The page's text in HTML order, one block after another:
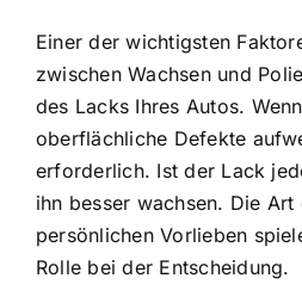
Einer der wichtigsten
zwischen Wachsen und
des Lacks Ihres Autos.
oberflächliche Defekte
erforderlich. Ist der Lack
ihn besser wachsen. Die
persönlichen Vorlieben
Rolle bei der Entscheidung.